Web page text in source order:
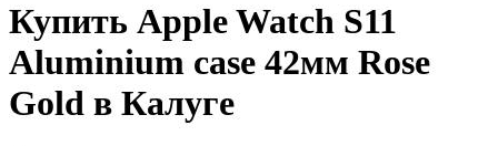
Купить Apple Watch S11
Aluminium case 42мм Rose
Gold в Калуге